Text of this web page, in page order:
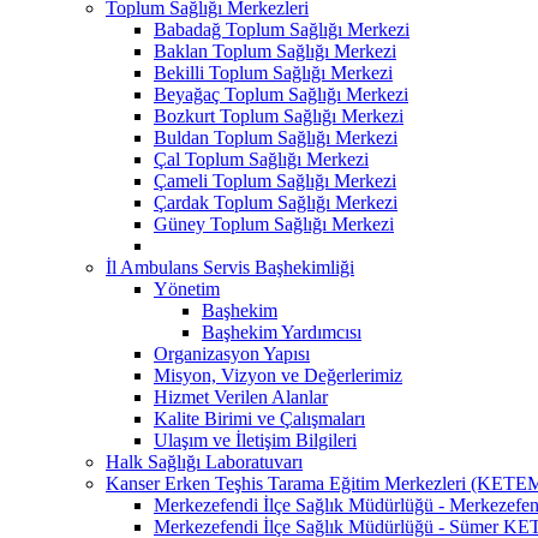
Toplum Sağlığı Merkezleri
Babadağ Toplum Sağlığı Merkezi
Baklan Toplum Sağlığı Merkezi
Bekilli Toplum Sağlığı Merkezi
Beyağaç Toplum Sağlığı Merkezi
Bozkurt Toplum Sağlığı Merkezi
Buldan Toplum Sağlığı Merkezi
Çal Toplum Sağlığı Merkezi
Çameli Toplum Sağlığı Merkezi
Çardak Toplum Sağlığı Merkezi
Güney Toplum Sağlığı Merkezi
İl Ambulans Servis Başhekimliği
Yönetim
Başhekim
Başhekim Yardımcısı
Organizasyon Yapısı
Misyon, Vizyon ve Değerlerimiz
Hizmet Verilen Alanlar
Kalite Birimi ve Çalışmaları
Ulaşım ve İletişim Bilgileri
Halk Sağlığı Laboratuvarı
Kanser Erken Teşhis Tarama Eğitim Merkezleri
Merkezefendi İlçe Sağlık Müdürlüğü -
Merkezefendi İlçe Sağlık Müdürlüğü - Sümer